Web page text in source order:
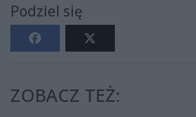
Podziel się
ZOBACZ TEŻ: